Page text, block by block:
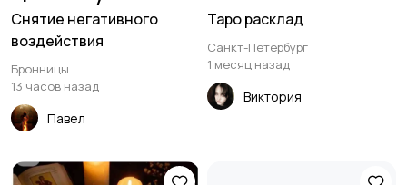
Снятие негативного
воздействия
Бронницы
13 часов назад
Павел
Таро расклад
Санкт-Петербург
1 месяц назад
Виктория